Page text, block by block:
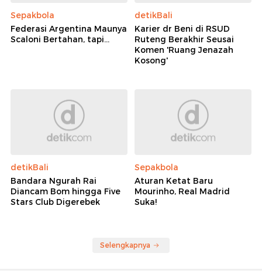
Sepakbola
Federasi Argentina Maunya
Scaloni Bertahan, tapi...
detikBali
Karier dr Beni di RSUD
Ruteng Berakhir Seusai
Komen 'Ruang Jenazah
Kosong'
detikBali
Bandara Ngurah Rai
Diancam Bom hingga Five
Stars Club Digerebek
Sepakbola
Aturan Ketat Baru
Mourinho, Real Madrid
Suka!
Selengkapnya